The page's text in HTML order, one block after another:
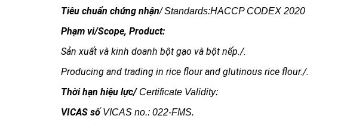
Tiêu chuẩn chứng nhận/ Standards:HACCP CODEX 2020
Phạm vi/Scope, Product:
Sản xuất và kinh doanh bột gạo và bột nếp./.
Producing and trading in rice flour and glutinous rice flour./.
Thời hạn hiệu lực/Certificate Validity:
VICAS sốVICAS no.: 022-FMS.